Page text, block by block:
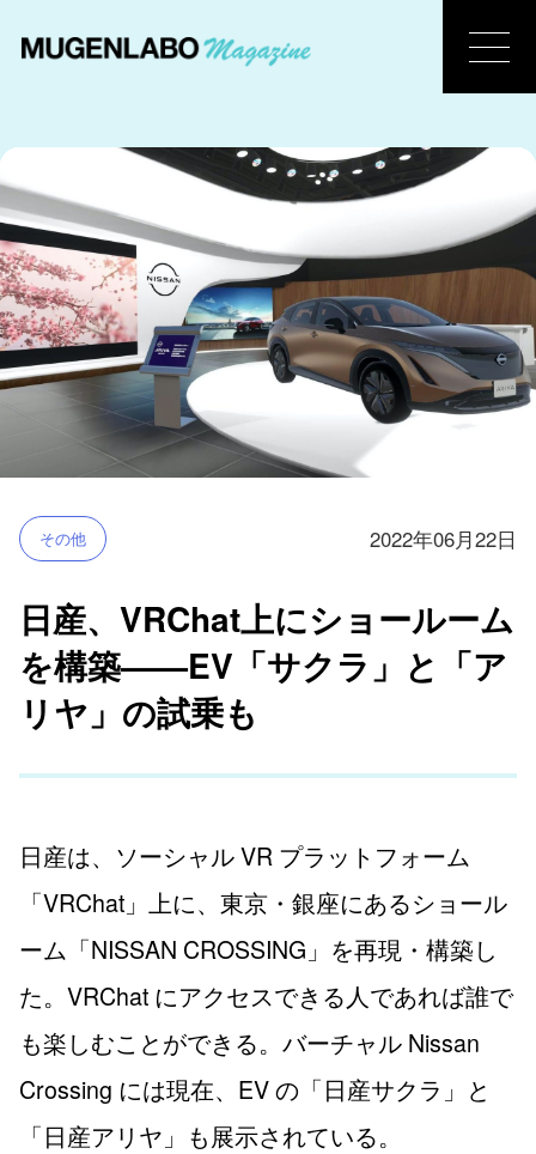
その他 2022年06月22日
日産、VRChat上にショールーム
を構築——EV「サクラ」と「ア
リヤ」の試乗も
日産は、ソーシャル VR プラットフォーム
「VRChat」上に、東京・銀座にあるショール
ーム「NISSAN CROSSING」を再現・構築し
た。VRChat にアクセスできる人であれば誰で
も楽しむことができる。バーチャル Nissan
Crossing には現在、EV の「日産サクラ」と
「日産アリヤ」も展示されている。